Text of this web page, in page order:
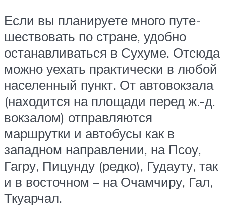
Если вы планируете много путе-
шествовать по стране, удобно
останавливаться в Сухуме. Отсюда
можно уехать практически в любой
населенный пункт. От автовокзала
(находится на площади перед ж.-д.
вокзалом) отправляются
маршрутки и автобусы как в
западном направлении, на Псоу,
Гагру, Пицунду (редко), Гудауту, так
и в восточном – на Очамчиру, Гал,
Ткуарчал.